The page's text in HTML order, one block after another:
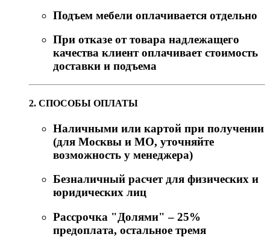
Подъем мебели оплачивается отдельно
При отказе от товара надлежащего
качества клиент оплачивает стоимость
доставки и подъема
2. СПОСОБЫ ОПЛАТЫ
Наличными или картой при получении
(для Москвы и МО, уточняйте
возможность у менеджера)
Безналичный расчет для физических и
юридических лиц
Рассрочка "Долями" – 25%
предоплата, остальное тремя